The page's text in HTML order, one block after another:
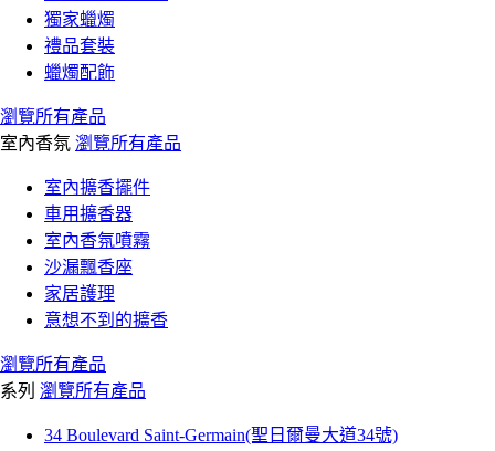
獨家蠟燭
禮品套裝
蠟燭配飾
瀏覽所有產品
室內香氛 瀏覽所有產品
室內擴香擺件
車用擴香器
室內香氛噴霧
沙漏飄香座
家居護理
意想不到的擴香
瀏覽所有產品
系列 瀏覽所有產品
34 Boulevard Saint-Germain(聖日爾曼大道34號)